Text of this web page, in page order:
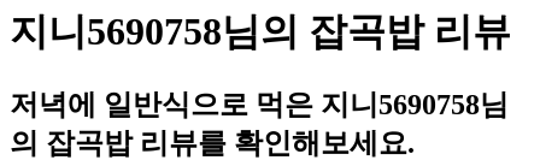
지니5690758님의 잡곡밥 리뷰
저녁에 일반식으로 먹은 지니5690758님
의 잡곡밥 리뷰를 확인해보세요.